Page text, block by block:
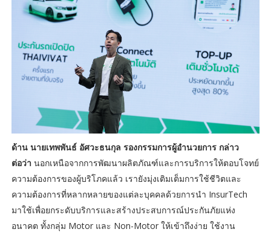
ด้าน นายเทพพันธ์ อัศวะธนกุล รองกรรมการผู้อำนวยการ กล่าว
ต่อว่า นอกเหนือจากการพัฒนาผลิตภัณฑ์และการบริการให้ตอบโจทย์
ความต้องการของผู้บริโภคแล้ว เรายังมุ่งเติมเต็มการใช้ชีวิตและ
ความต้องการที่หลากหลายของแต่ละบุคคลด้วยการนำ InsurTech
มาใช้เพื่อยกระดับบริการและสร้างประสบการณ์ประกันภัยแห่ง
อนาคต ทั้งกลุ่ม Motor และ Non-Motor ให้เข้าถึงง่าย ใช้งาน